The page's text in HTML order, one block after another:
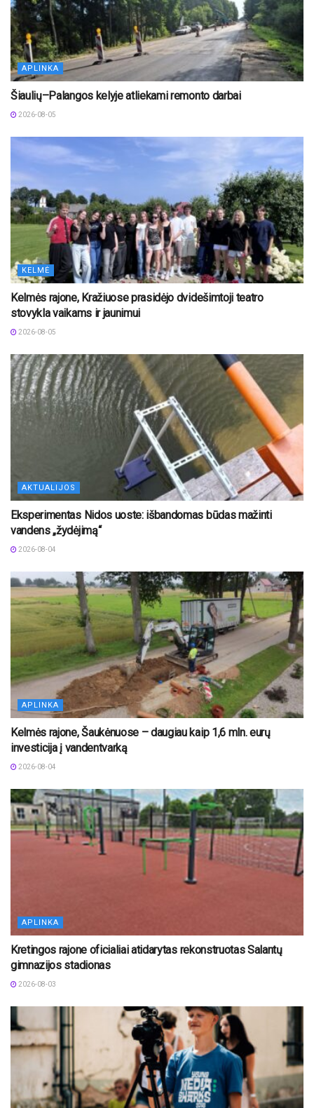
APLINKA
Šiaulių–Palangos kelyje atliekami remonto darbai
2026-08-05
KELMĖ
Kelmės rajone, Kražiuose prasidėjo dvidešimtoji teatro
stovykla vaikams ir jaunimui
2026-08-05
AKTUALIJOS
Eksperimentas Nidos uoste: išbandomas būdas mažinti
vandens „žydėjimą“
2026-08-04
APLINKA
Kelmės rajone, Šaukėnuose – daugiau kaip 1,6 mln. eurų
investicija į vandentvarką
2026-08-04
APLINKA
Kretingos rajone oficialiai atidarytas rekonstruotas Salantų
gimnazijos stadionas
2026-08-03